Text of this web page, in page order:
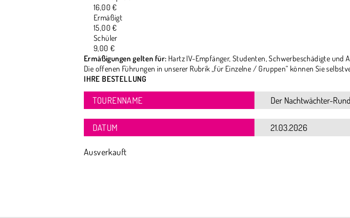
16,00 €
Ermäßigt
15,00 €
Schüler
9,00 €
Ermäßigungen gelten für: Hartz IV-Empfänger, Studenten, Schwerbeschädigte und
Die offenen Führungen in unserer Rubrik „für Einzelne / Gruppen“ können Sie
IHRE BESTELLUNG
TOURENNAME
DATUM
Ausverkauft